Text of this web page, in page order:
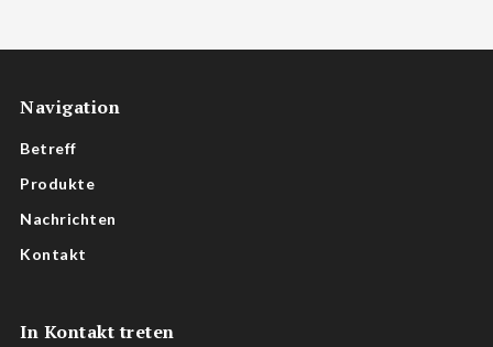
Navigation
Betreff
Produkte
Nachrichten
Kontakt
In Kontakt treten